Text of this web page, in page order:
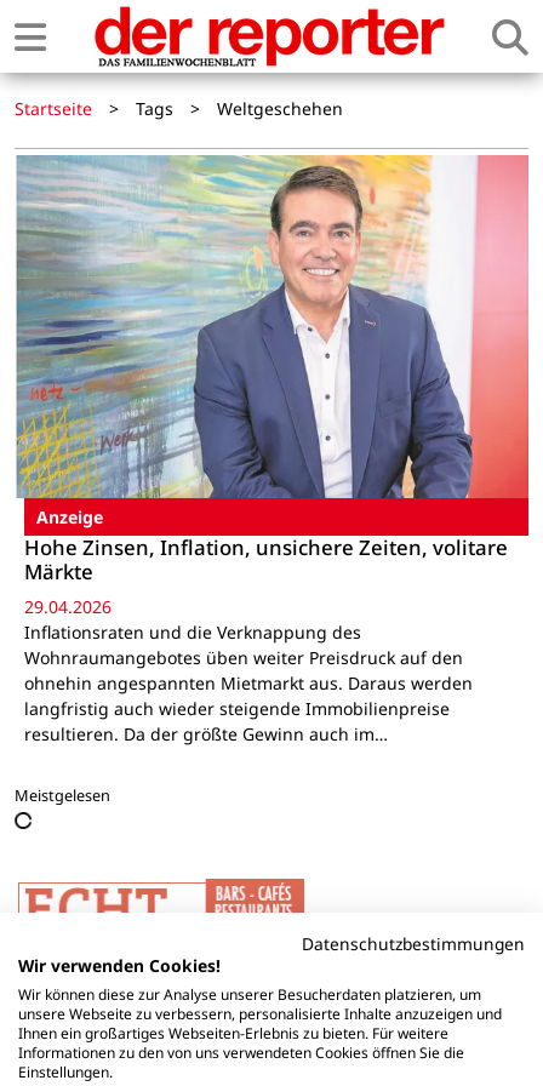
Startseite > Tags > Weltgeschehen
Anzeige
Hohe Zinsen, Inflation, unsichere Zeiten, volitare
Märkte
29.04.2026
Inflationsraten und die Verknappung des
Wohnraumangebotes üben weiter Preisdruck auf den
ohnehin angespannten Mietmarkt aus. Daraus werden
langfristig auch wieder steigende Immobilienpreise
resultieren. Da der größte Gewinn auch im…
Meistgelesen
Datenschutzbestimmungen
Wir verwenden Cookies!
Wir können diese zur Analyse unserer Besucherdaten platzieren, um
unsere Webseite zu verbessern, personalisierte Inhalte anzuzeigen und
Ihnen ein großartiges Webseiten-Erlebnis zu bieten. Für weitere
Informationen zu den von uns verwendeten Cookies öffnen Sie die
Einstellungen.